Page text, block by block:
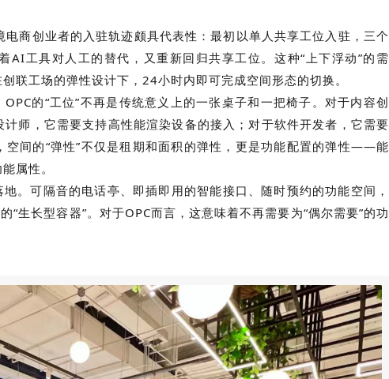
商创业者的入驻轨迹颇具代表性：最初以单人共享工位入驻，三个
AI工具对人工的替代，又重新回归共享工位。这种“上下浮动”的需
联工场的弹性设计下，24小时内即可完成空间形态的切换。
的“工位”不再是传统意义上的一张桌子和一把椅子。对于内容创
师，它需要支持高性能渲染设备的接入；对于软件开发者，它需要
空间的“弹性”不仅是租期和面积的弹性，更是功能配置的弹性——能
属性。
。可隔音的电话亭、即插即用的智能接口、随时预约的功能空间，
“生长型容器”。对于OPC而言，这意味着不再需要为“偶尔需要”的功